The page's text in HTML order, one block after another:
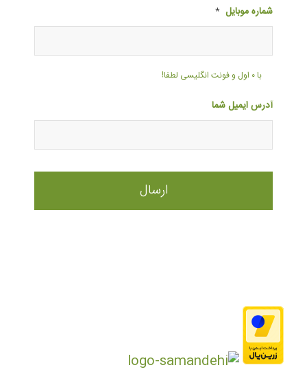
شماره موبایل *
با ۰ اول و فونت انگلیسی لطفا!
آدرس ایمیل شما